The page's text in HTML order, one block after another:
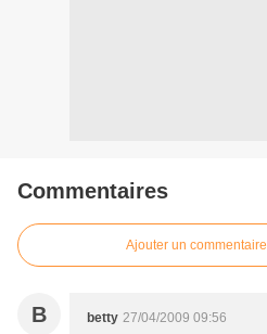
Commentaires
Ajouter un commentaire
B betty 27/04/2009 09:56